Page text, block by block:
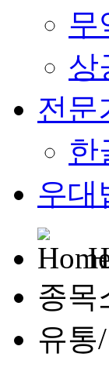
무
상
전문
한
우대
종목
유통